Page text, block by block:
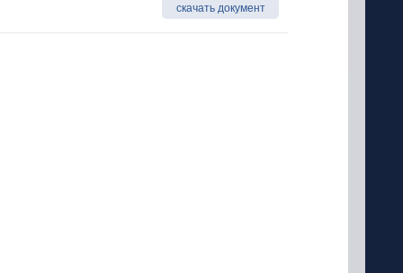
скачать документ